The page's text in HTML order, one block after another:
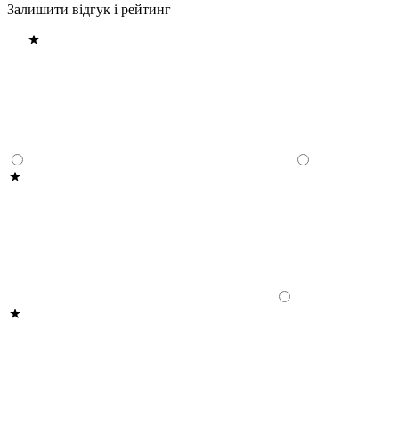
Залишити відгук і рейтинг